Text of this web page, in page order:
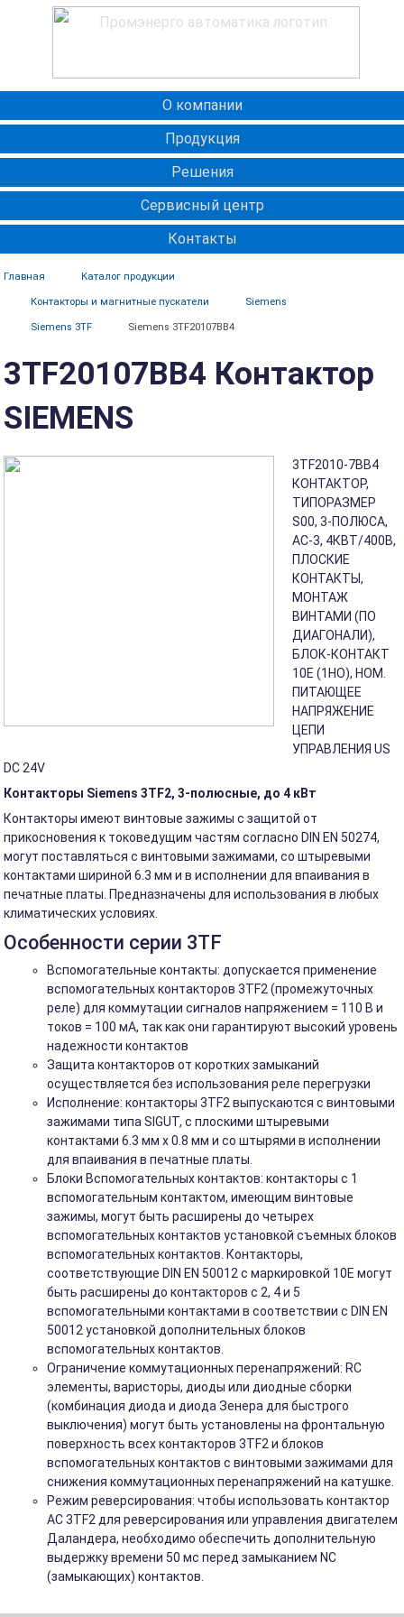
О компании
Продукция
Решения
Сервисный центр
Контакты
Главная Каталог продукции
Контакторы и магнитные пускатели Siemens
Siemens 3TF Siemens 3TF20107BB4
3TF20107BB4 Контактор
SIEMENS
3TF2010-7BB4
КОНТАКТОР,
ТИПОРАЗМЕР
S00, 3-ПОЛЮСА,
AC-3, 4КВТ/400В,
ПЛОСКИЕ
КОНТАКТЫ,
МОНТАЖ
ВИНТАМИ (ПО
ДИАГОНАЛИ),
БЛОК-КОНТАКТ
10E (1НО), НОМ.
ПИТАЮЩЕЕ
НАПРЯЖЕНИЕ
ЦЕПИ
УПРАВЛЕНИЯ US
DC 24V
Контакторы Siemens 3TF2, 3-полюсные, до 4 кВт
Контакторы имеют винтовые зажимы с защитой от
прикосновения к токоведущим частям согласно DIN EN 50274,
могут поставляться с винтовыми зажимами, со штыревыми
контактами шириной 6.3 мм и в исполнении для впаивания в
печатные платы. Предназначены для использования в любых
климатических условиях.
Особенности серии 3TF
Вспомогательные контакты: допускается применение
вспомогательных контакторов 3TF2 (промежуточных
реле) для коммутации сигналов напряжением = 110 В и
токов = 100 мА, так как они гарантируют высокий уровень
надежности контактов
Защита контакторов от коротких замыканий
осуществляется без использования реле перегрузки
Исполнение: контакторы 3TF2 выпускаются с винтовыми
зажимами типа SIGUT, с плоскими штыревыми
контактами 6.3 мм x 0.8 мм и со штырями в исполнении
для впаивания в печатные платы.
Блоки Вспомогательных контактов: контакторы с 1
вспомогательным контактом, имеющим винтовые
зажимы, могут быть расширены до четырех
вспомогательных контактов установкой съемных блоков
вспомогательных контактов. Контакторы,
соответствующие DIN EN 50012 с маркировкой 10E могут
быть расширены до контакторов с 2, 4 и 5
вспомогательными контактами в соответствии с DIN EN
50012 установкой дополнительных блоков
вспомогательных контактов.
Ограничение коммутационных перенапряжений: RC
элементы, варисторы, диоды или диодные сборки
(комбинация диода и диода Зенера для быстрого
выключения) могут быть установлены на фронтальную
поверхность всех контакторов 3TF2 и блоков
вспомогательных контактов с винтовыми зажимами для
снижения коммутационных перенапряжений на катушке.
Режим реверсирования: чтобы использовать контактор
АС 3TF2 для реверсирования или управления двигателем
Даландера, необходимо обеспечить дополнительную
выдержку времени 50 мс перед замыканием NC
(замыкающих) контактов.